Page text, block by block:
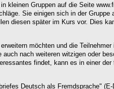
kleinen Gruppen auf die Seite
Sie einigen sich in der Gruppe
diesen später im Kurs vor. Dies
möchten und die Teilnehmer
auch nach weiteren witzigen oder
findet, kann es in einer der
Deutsch als Fremdsprache"